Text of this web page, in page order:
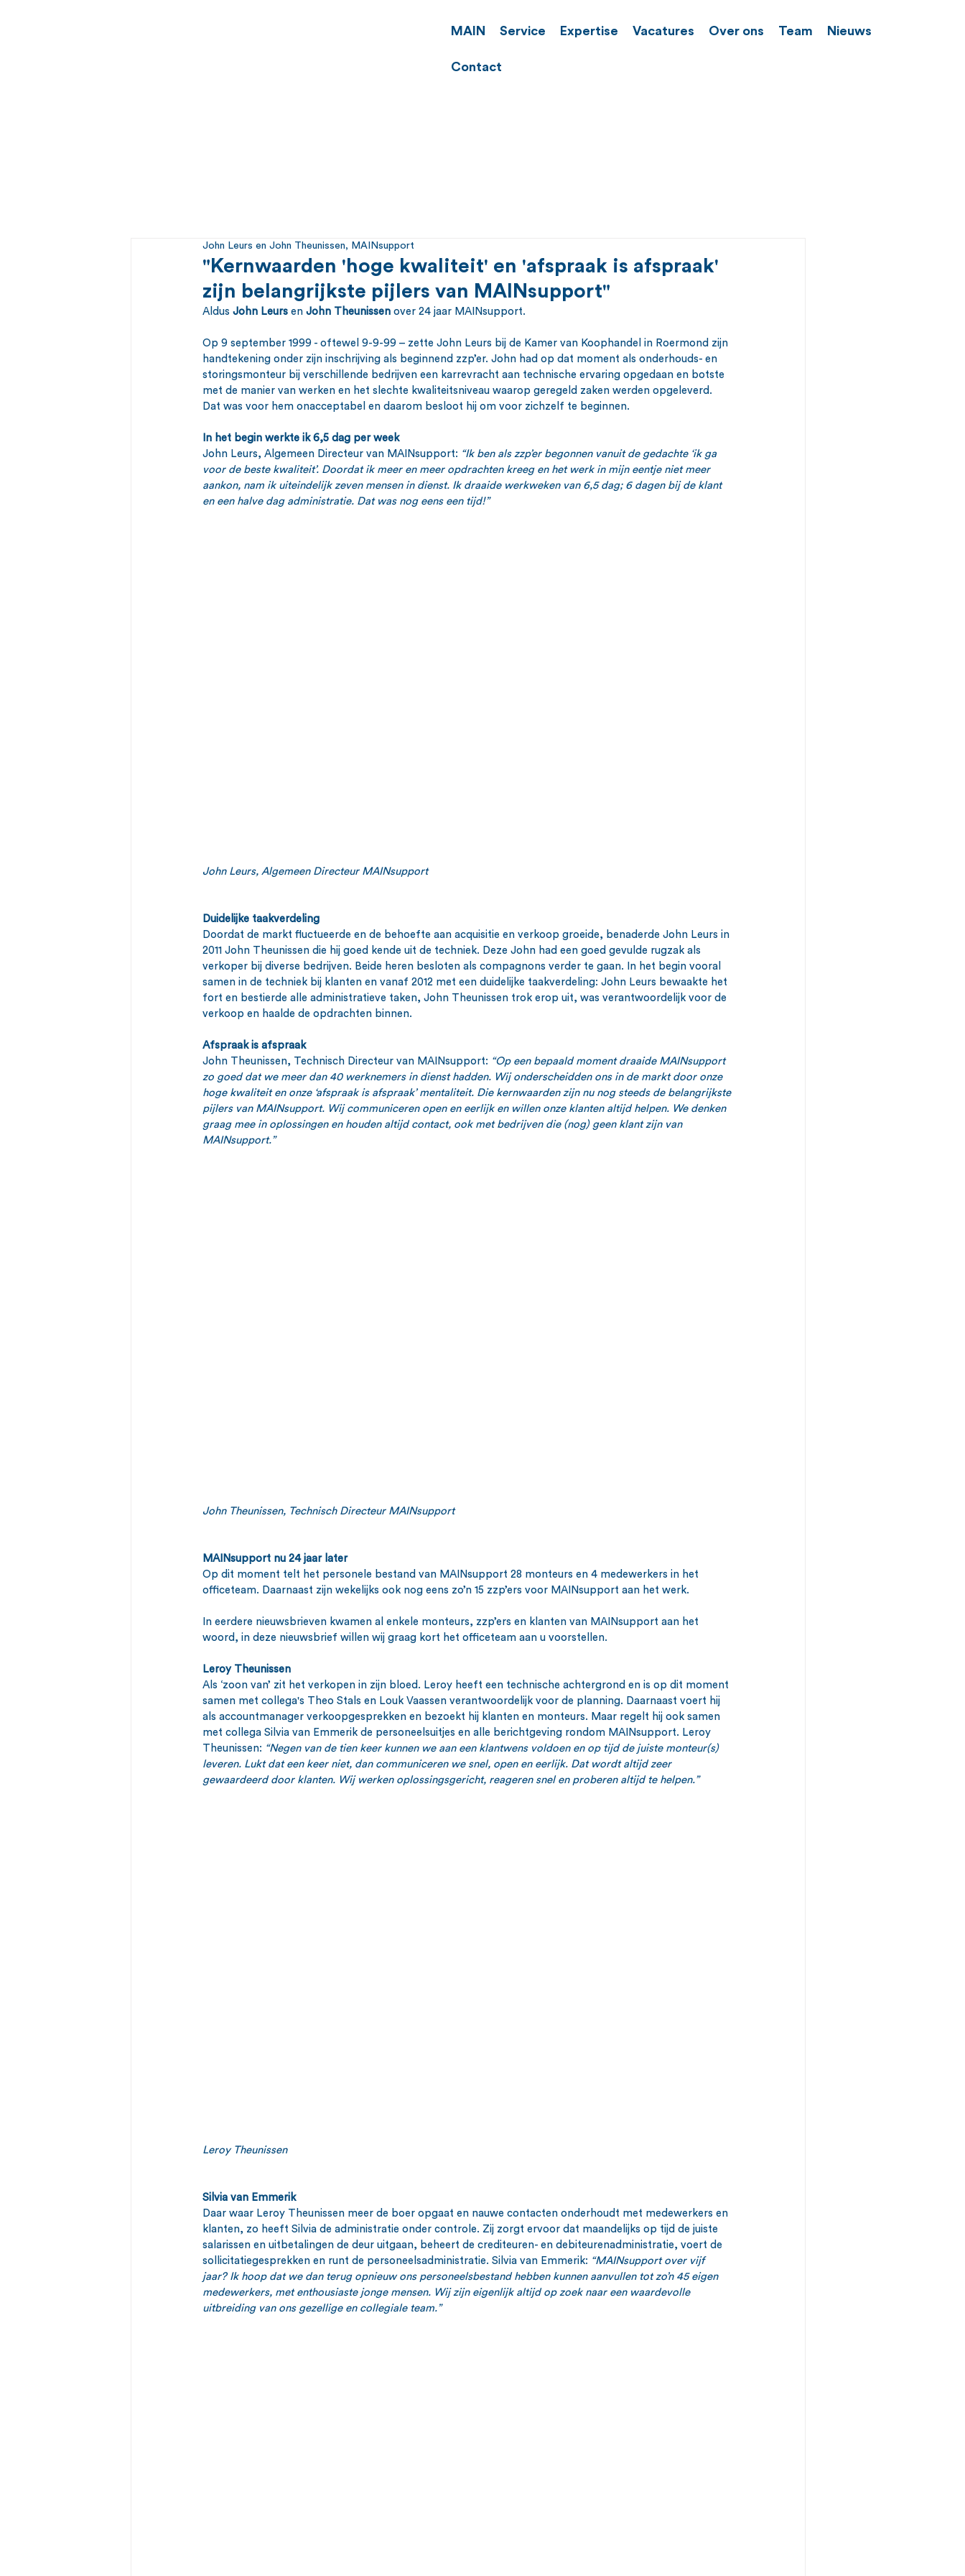
MAIN Service Expertise Vacatures Over ons Team Nieuws
Contact
"Kernwaarden 'hoge kwaliteit' en 'afspraak is afspraak'
zijn belangrijkste pijlers van MAINsupport"
John Leurs en John Theunissen, MAINsupport
Aldus John Leurs en John Theunissen over 24 jaar MAINsupport.
Op 9 september 1999 - oftewel 9-9-99 – zette John Leurs bij de Kamer van Koophandel in Roermond zijn
handtekening onder zijn inschrijving als beginnend zzp’er. John had op dat moment als onderhouds- en
storingsmonteur bij verschillende bedrijven een karrevracht aan technische ervaring opgedaan en botste
met de manier van werken en het slechte kwaliteitsniveau waarop geregeld zaken werden opgeleverd.
Dat was voor hem onacceptabel en daarom besloot hij om voor zichzelf te beginnen.
In het begin werkte ik 6,5 dag per week
John Leurs, Algemeen Directeur van MAINsupport: “Ik ben als zzp’er begonnen vanuit de gedachte ‘ik ga
voor de beste kwaliteit’. Doordat ik meer en meer opdrachten kreeg en het werk in mijn eentje niet meer
aankon, nam ik uiteindelijk zeven mensen in dienst. Ik draaide werkweken van 6,5 dag; 6 dagen bij de klant
en een halve dag administratie. Dat was nog eens een tijd!”
John Leurs, Algemeen Directeur MAINsupport
Duidelijke taakverdeling
Doordat de markt fluctueerde en de behoefte aan acquisitie en verkoop groeide, benaderde John Leurs in
2011 John Theunissen die hij goed kende uit de techniek. Deze John had een goed gevulde rugzak als
verkoper bij diverse bedrijven. Beide heren besloten als compagnons verder te gaan. In het begin vooral
samen in de techniek bij klanten en vanaf 2012 met een duidelijke taakverdeling: John Leurs bewaakte het
fort en bestierde alle administratieve taken, John Theunissen trok erop uit, was verantwoordelijk voor de
verkoop en haalde de opdrachten binnen.
Afspraak is afspraak
John Theunissen, Technisch Directeur van MAINsupport: “Op een bepaald moment draaide MAINsupport
zo goed dat we meer dan 40 werknemers in dienst hadden. Wij onderscheidden ons in de markt door onze
hoge kwaliteit en onze ‘afspraak is afspraak’ mentaliteit. Die kernwaarden zijn nu nog steeds de belangrijkste
pijlers van MAINsupport. Wij communiceren open en eerlijk en willen onze klanten altijd helpen. We denken
graag mee in oplossingen en houden altijd contact, ook met bedrijven die (nog) geen klant zijn van
MAINsupport.”
John Theunissen, Technisch Directeur MAINsupport
MAINsupport nu 24 jaar later
Op dit moment telt het personele bestand van MAINsupport 28 monteurs en 4 medewerkers in het
officeteam. Daarnaast zijn wekelijks ook nog eens zo’n 15 zzp’ers voor MAINsupport aan het werk.
In eerdere nieuwsbrieven kwamen al enkele monteurs, zzp’ers en klanten van MAINsupport aan het
woord, in deze nieuwsbrief willen wij graag kort het officeteam aan u voorstellen.
Leroy Theunissen
Als ‘zoon van’ zit het verkopen in zijn bloed. Leroy heeft een technische achtergrond en is op dit moment
samen met collega's Theo Stals en Louk Vaassen verantwoordelijk voor de planning. Daarnaast voert hij
als accountmanager verkoopgesprekken en bezoekt hij klanten en monteurs. Maar regelt hij ook samen
met collega Silvia van Emmerik de personeelsuitjes en alle berichtgeving rondom MAINsupport. Leroy
Theunissen: “Negen van de tien keer kunnen we aan een klantwens voldoen en op tijd de juiste monteur(s)
leveren. Lukt dat een keer niet, dan communiceren we snel, open en eerlijk. Dat wordt altijd zeer
gewaardeerd door klanten. Wij werken oplossingsgericht, reageren snel en proberen altijd te helpen.”
Leroy Theunissen
Silvia van Emmerik
Daar waar Leroy Theunissen meer de boer opgaat en nauwe contacten onderhoudt met medewerkers en
klanten, zo heeft Silvia de administratie onder controle. Zij zorgt ervoor dat maandelijks op tijd de juiste
salarissen en uitbetalingen de deur uitgaan, beheert de crediteuren- en debiteurenadministratie, voert de
sollicitatiegesprekken en runt de personeelsadministratie. Silvia van Emmerik: “MAINsupport over vijf
jaar? Ik hoop dat we dan terug opnieuw ons personeelsbestand hebben kunnen aanvullen tot zo’n 45 eigen
medewerkers, met enthousiaste jonge mensen. Wij zijn eigenlijk altijd op zoek naar een waardevolle
uitbreiding van ons gezellige en collegiale team.”